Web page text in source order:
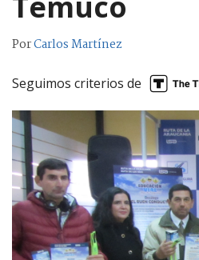
PorCarlos Martínez
Seguimos criterios de